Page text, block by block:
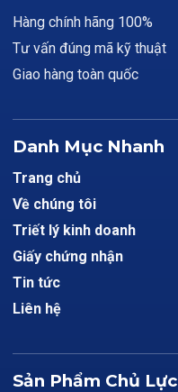
Hàng chính hãng 100%
Tư vấn đúng mã kỹ thuật
Giao hàng toàn quốc
Danh Mục Nhanh
Trang chủ
Về chúng tôi
Triết lý kinh doanh
Giấy chứng nhận
Tin tức
Liên hệ
Sản Phẩm Chủ Lực